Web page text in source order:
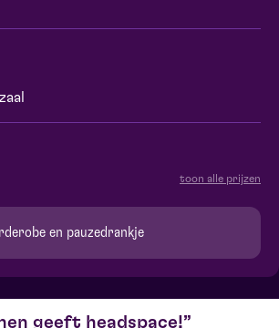
toon alle prijzen
en pauzedrankje
geeft headspace!